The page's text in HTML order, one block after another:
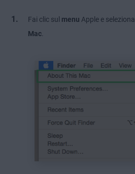
Fai clic sul menu Apple e seleziona
Mac.